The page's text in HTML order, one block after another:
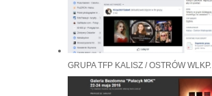
GRUPA TFP KALISZ / OSTRÓW WLKP.